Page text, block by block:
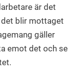
är det
blir mottaget
gäller
emot det och se